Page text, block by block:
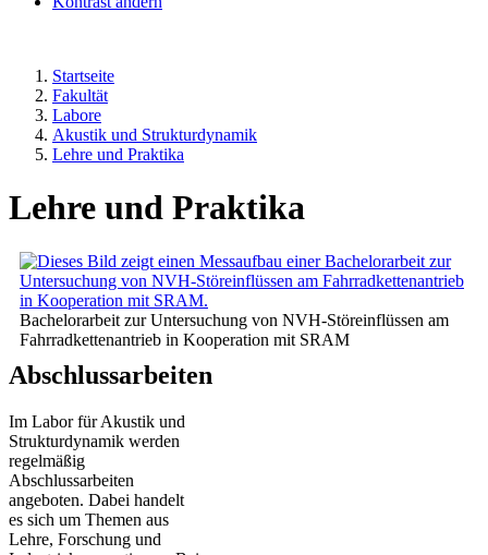
Startseite
Fakultät
Labore
Akustik und Strukturdynamik
Lehre und Praktika
Lehre und Praktika
Bachelorarbeit zur Untersuchung von NVH-Störeinflüssen am
Fahrradkettenantrieb in Kooperation mit SRAM
Abschlussarbeiten
Im Labor für Akustik und
Strukturdynamik werden
regelmäßig
Abschlussarbeiten
angeboten. Dabei handelt
es sich um Themen aus
Lehre, Forschung und